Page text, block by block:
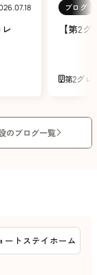
ブログ
【第2
第2グレ
のブログ一覧
ートステイホーム